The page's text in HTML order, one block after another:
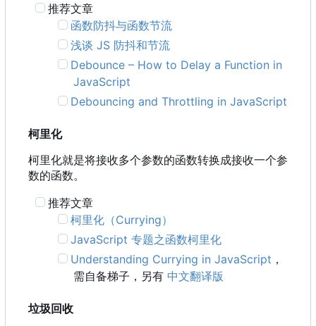
推荐文章
函数防抖与函数节流
浅谈 JS 防抖和节流
Debounce– How to Delay a Function in
JavaScript
Debouncing and Throttling in JavaScript
柯里化
柯里化就是将接收多个参数的函数转换成接收一个参
数的函数。
推荐文章
柯里化 （Currying）
JavaScript 专题之函数柯里化
Understanding Currying in JavaScript ，
需自备梯子，另有 中文翻译版
垃圾回收